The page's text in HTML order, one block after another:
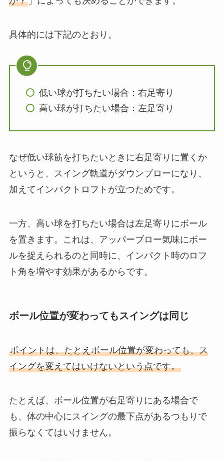
具体的には下記のとおり。
低い球が打ちたい場合：右足寄り
高い球が打ちたい場合：左足寄り
なぜ低い球筋を打ちたいときに右足寄りに置くか
というと、スイング軌道がダウンブローになり、
加えてインパクトロフトが立つためです。
一方、高い球を打ちたい場合は左足寄りにボール
を置きます。これは、アッパーブロー気味にボー
ルを捉えられるのと同時に、インパクト時のロフ
ト角を増やす効果があるからです。
ボール位置が変わってもスイングは同じ
ポイントは、たとえボール位置が変わっても、ス
イングを変えてはいけないという点です。
たとえば、ボール位置が右足寄りにある場合で
も、体の中心にスイングの最下点があるつもりで
振らなくてはいけません。